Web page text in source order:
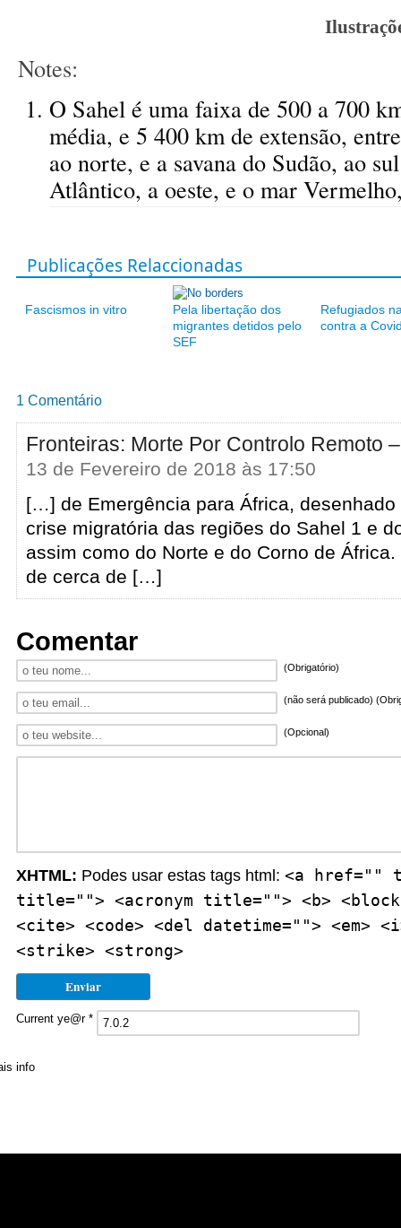
Notes:
O Sahel é uma faixa de 500 a 700
média, e 5 400 km de extensão,
ao norte, e a savana do Sudão, ao
Atlântico, a oeste, e o mar
Publicações Relaccionadas
Fascismos in vitro
Pela libertação dos
migrantes detidos pelo
SEF
Refugiados
contra a
1 Comentário
Fronteiras: Morte Por Controlo Remoto
13 de Fevereiro de 2018 às 17:50
[…] de Emergência para África,
crise migratória das regiões do Sahel 1 e
assim como do Norte e do Corno de
de cerca de […]
Comentar
(Obrigatório)
(não será publicado)
(Opcional)
XHTML: Podes usar estas tags html: <a href=""
title=""> <acronym title=""> <b>
<cite> <code> <del datetime=""> <em>
<strike> <strong>
Current ye@r *